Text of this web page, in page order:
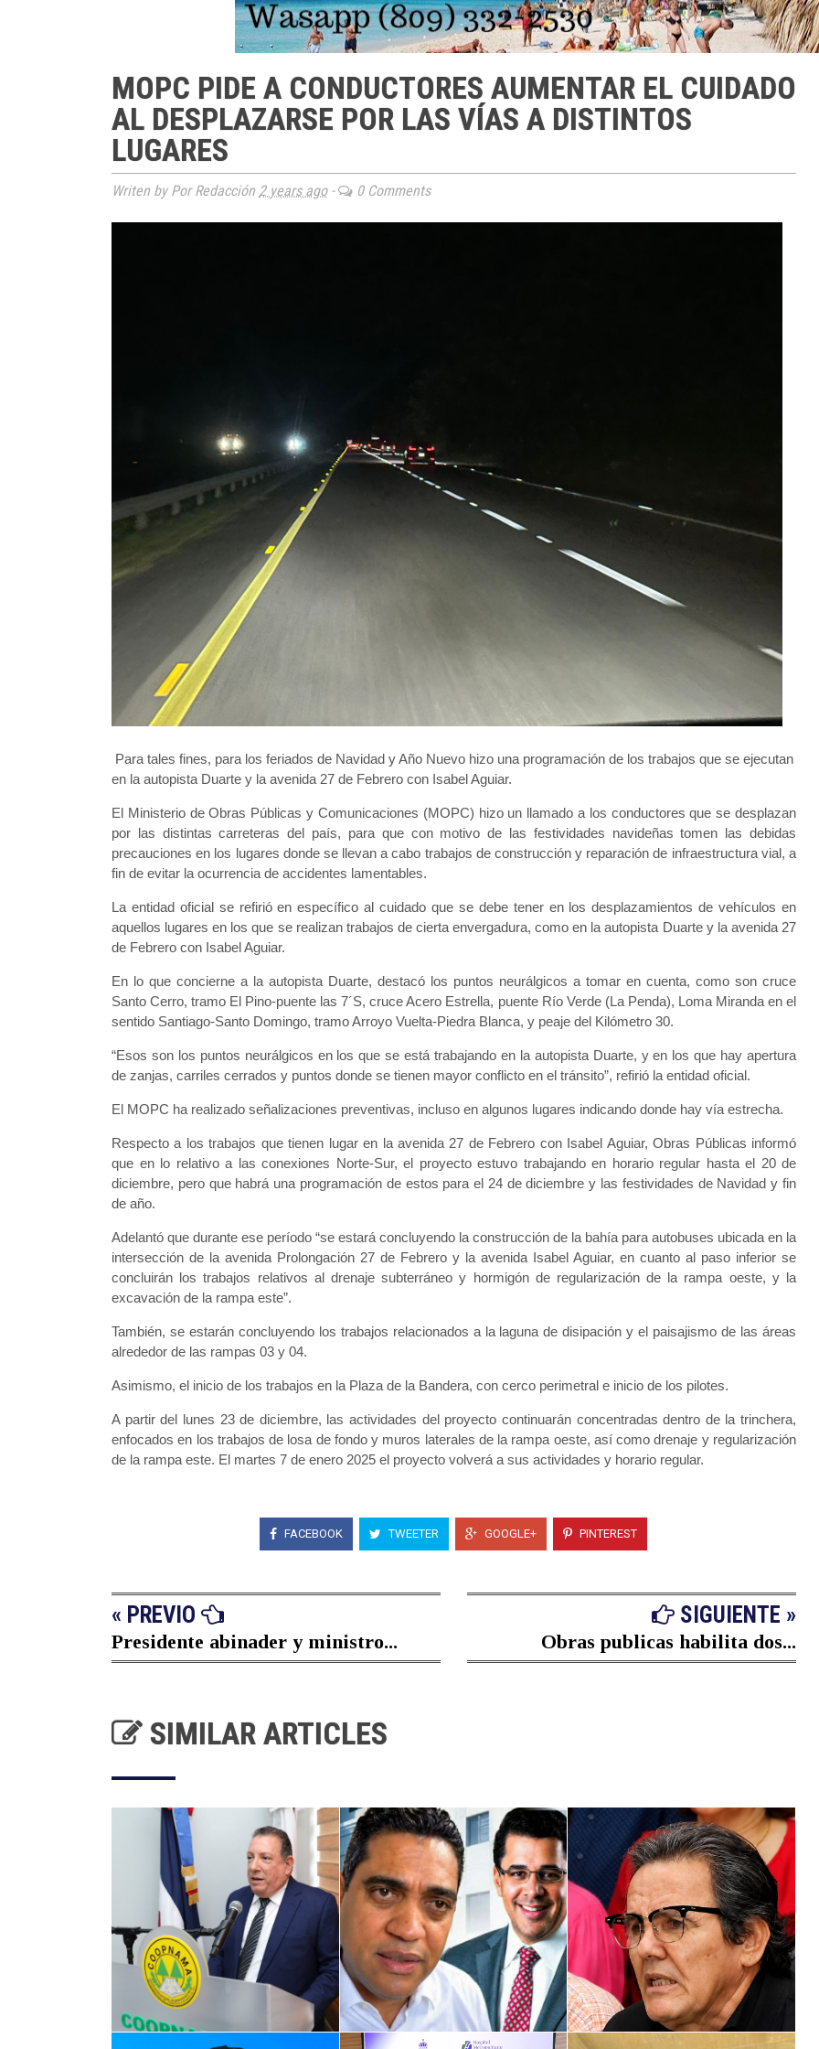
MOPC PIDE A CONDUCTORES AUMENTAR EL CUIDADO
AL DESPLAZARSE POR LAS VÍAS A DISTINTOS
LUGARES
Writen by Por Redacción 2 years ago- 0 Comments
Para tales fines, para los feriados de Navidad y Año Nuevo hizo una programación de los trabajos que se ejecutan
en la autopista Duarte y la avenida 27 de Febrero con Isabel Aguiar.
El Ministerio de Obras Públicas y Comunicaciones (MOPC) hizo un llamado a los conductores que se desplazan
por las distintas carreteras del país, para que con motivo de las festividades navideñas tomen las debidas
precauciones en los lugares donde se llevan a cabo trabajos de construcción y reparación de infraestructura vial, a
fin de evitar la ocurrencia de accidentes lamentables.
La entidad oficial se refirió en específico al cuidado que se debe tener en los desplazamientos de vehículos en
aquellos lugares en los que se realizan trabajos de cierta envergadura, como en la autopista Duarte y la avenida 27
de Febrero con Isabel Aguiar.
En lo que concierne a la autopista Duarte, destacó los puntos neurálgicos a tomar en cuenta, como son cruce
Santo Cerro, tramo El Pino-puente las 7´S, cruce Acero Estrella, puente Río Verde (La Penda), Loma Miranda en el
sentido Santiago-Santo Domingo, tramo Arroyo Vuelta-Piedra Blanca, y peaje del Kilómetro 30.
“Esos son los puntos neurálgicos en los que se está trabajando en la autopista Duarte, y en los que hay apertura
de zanjas, carriles cerrados y puntos donde se tienen mayor conflicto en el tránsito”, refirió la entidad oficial.
El MOPC ha realizado señalizaciones preventivas, incluso en algunos lugares indicando donde hay vía estrecha.
Respecto a los trabajos que tienen lugar en la avenida 27 de Febrero con Isabel Aguiar, Obras Públicas informó
que en lo relativo a las conexiones Norte-Sur, el proyecto estuvo trabajando en horario regular hasta el 20 de
diciembre, pero que habrá una programación de estos para el 24 de diciembre y las festividades de Navidad y fin
de año.
Adelantó que durante ese período “se estará concluyendo la construcción de la bahía para autobuses ubicada en la
intersección de la avenida Prolongación 27 de Febrero y la avenida Isabel Aguiar, en cuanto al paso inferior se
concluirán los trabajos relativos al drenaje subterráneo y hormigón de regularización de la rampa oeste, y la
excavación de la rampa este”.
También, se estarán concluyendo los trabajos relacionados a la laguna de disipación y el paisajismo de las áreas
alrededor de las rampas 03 y 04.
Asimismo, el inicio de los trabajos en la Plaza de la Bandera, con cerco perimetral e inicio de los pilotes.
A partir del lunes 23 de diciembre, las actividades del proyecto continuarán concentradas dentro de la trinchera,
enfocados en los trabajos de losa de fondo y muros laterales de la rampa oeste, así como drenaje y regularización
de la rampa este. El martes 7 de enero 2025 el proyecto volverá a sus actividades y horario regular.
FACEBOOK TWEETER GOOGLE+ PINTEREST
« PREVIO
Presidente abinader y ministro...
SIGUIENTE »
Obras publicas habilita dos...
SIMILAR ARTICLES